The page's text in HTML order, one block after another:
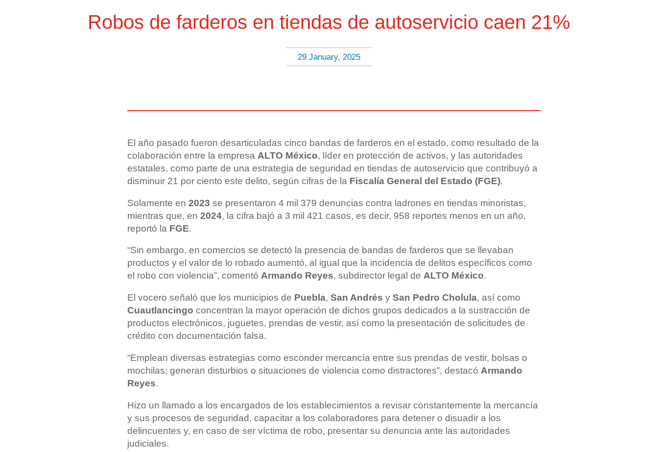
Robos de farderos en tiendas de autoservicio caen 21%
29 January, 2025
El año pasado fueron desarticuladas cinco bandas de farderos en el estado, como resultado de la
colaboración entre la empresa ALTO México, líder en protección de activos, y las autoridades
estatales, como parte de una estrategia de seguridad en tiendas de autoservicio que contribuyó a
disminuir 21 por ciento este delito, según cifras de la Fiscalía General del Estado (FGE).
Solamente en2023 se presentaron 4 mil 379 denuncias contra ladrones en tiendas minoristas,
mientras que, en2024, la cifra bajó a 3 mil 421 casos, es decir, 958 reportes menos en un año,
reportó la FGE.
“Sin embargo, en comercios se detectó la presencia de bandas de farderos que se llevaban
productos y el valor de lo robado aumentó, al igual que la incidencia de delitos específicos como
el robo con violencia”, comentóArmando Reyes, subdirector legal deALTO México.
El vocero señaló que los municipios de Puebla,San Andrés ySan Pedro Cholula, así como
Cuautlancingo concentran la mayor operación de dichos grupos dedicados a la sustracción de
productos electrónicos, juguetes, prendas de vestir, así como la presentación de solicitudes de
crédito con documentación falsa.
“Emplean diversas estrategias como esconder mercancía entre sus prendas de vestir, bolsas o
mochilas; generan disturbios o situaciones de violencia como distractores”, destacó Armando
Reyes.
Hizo un llamado a los encargados de los establecimientos a revisar constantemente la mercancía
y sus procesos de seguridad, capacitar a los colaboradores para detener o disuadir a los
delincuentes y, en caso de ser víctima de robo, presentar su denuncia ante las autoridades
judiciales.